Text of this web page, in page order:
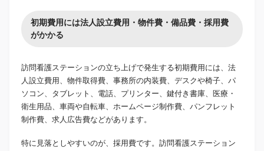
初期費用には法人設立費用・物件費・備品費・採用費
がかかる
訪問看護ステーションの立ち上げで発生する初期費用には、法
人設立費用、物件取得費、事務所の内装費、デスクや椅子、パ
ソコン、タブレット、電話、プリンター、鍵付き書庫、医療・
衛生用品、車両や自転車、ホームページ制作費、パンフレット
制作費、求人広告費などがあります。
特に見落としやすいのが、採用費です。訪問看護ステーション